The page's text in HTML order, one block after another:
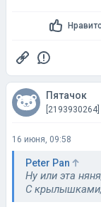
Пятачок
[2193930264]
16 июня, 09:58
Peter Pan
Ну или эта
С крылышками,